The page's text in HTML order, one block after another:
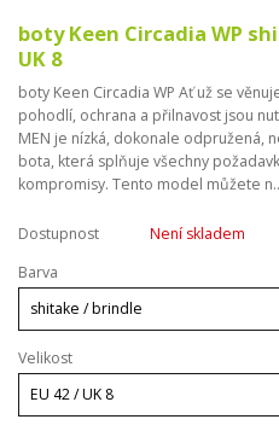
boty Keen Circadia WP
UK 8
boty Keen Circadia WP Ať už se
pohodlí, ochrana a přilnavost jsou
MEN je nízká, dokonale odpružená,
bota, která splňuje všechny
kompromisy. Tento model můžete
Dostupnost
Není skladem
Barva
Velikost